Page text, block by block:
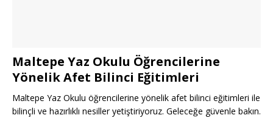
Maltepe Yaz Okulu Öğrencilerine
Yönelik Afet Bilinci Eğitimleri
Maltepe Yaz Okulu öğrencilerine yönelik afet bilinci eğitimleri ile
bilinçli ve hazırlıklı nesiller yetiştiriyoruz. Geleceğe güvenle bakın.